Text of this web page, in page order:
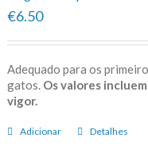
€6.50
Adequado para os
gatos. Os valores
vigor.
Adicionar Detalhes